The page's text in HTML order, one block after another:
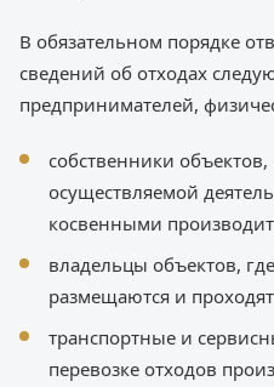
В обязательном порядке
сведений об отходах
предпринимателей,
собственники
осуществляемой
косвенными
владельцы объектов,
размещаются и
транспортные и
перевозке отходов